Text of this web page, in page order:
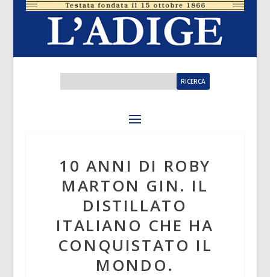
10 ANNI DI ROBY
MARTON GIN. IL
DISTILLATO
ITALIANO CHE HA
CONQUISTATO IL
MONDO.